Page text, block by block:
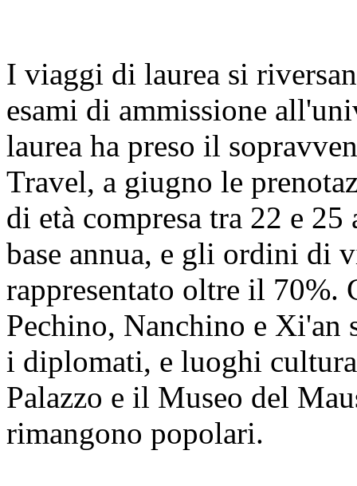
I viaggi di laurea si
esami di ammissione
laurea ha preso il
Travel, a giugno le
di età compresa tra 22 e
base annua, e gli ordini di
rappresentato oltre il 70%.
Pechino, Nanchino e Xi'an
i diplomati, e luoghi
Palazzo e il Museo del
rimangono popolari.